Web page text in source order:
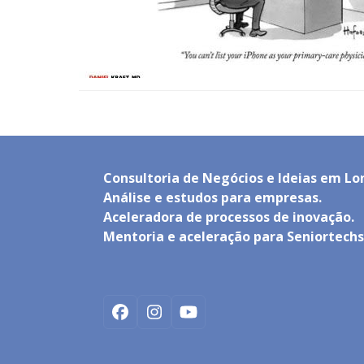
Consultoria de Negócios e Ideias em
Análise e estudos para empresas.
Aceleradora de processos de inovação.
Mentoria e aceleração para
Facebook
Instagram
YouTube